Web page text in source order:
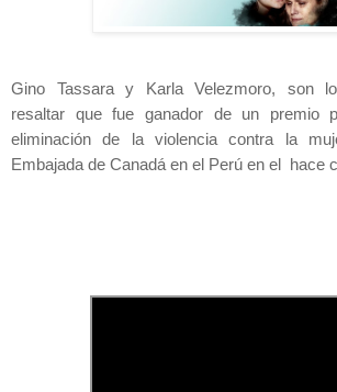
Gino Tassara y Karla Velezmoro, son
resaltar que fue ganador de un premio
eliminación de la violencia contra la
Embajada de Canadá en el Perú en el  hace